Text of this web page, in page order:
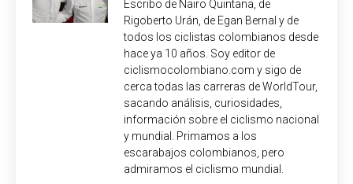
Escribo de Nairo Quintana, de
Rigoberto Urán, de Egan Bernal y de
todos los ciclistas colombianos desde
hace ya 10 años. Soy editor de
ciclismocolombiano.com y sigo de
cerca todas las carreras de WorldTour,
sacando análisis, curiosidades,
información sobre el ciclismo nacional
y mundial. Primamos a los
escarabajos colombianos, pero
admiramos el ciclismo mundial.